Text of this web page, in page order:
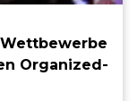
Organized-